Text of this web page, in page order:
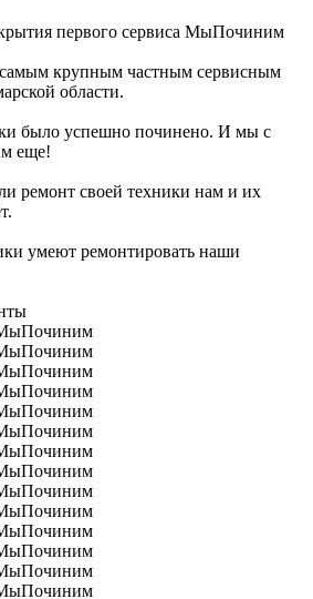
первого сервиса МыПочиним
крупным частным сервисным
области.
было успешно починено. И мы с
еще!
ремонт своей техники нам и их
умеют ремонтировать наши